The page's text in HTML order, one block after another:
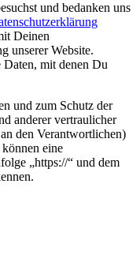
und bedanken uns
Deinen
unserer Website.
Daten, mit denen Du
und zum Schutz der
anderer vertraulicher
den Verantwortlichen)
eine
„https://“ und dem